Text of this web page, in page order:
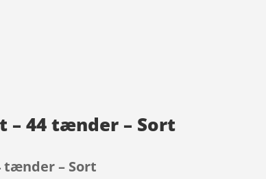
– 44 tænder – Sort
tænder – Sort